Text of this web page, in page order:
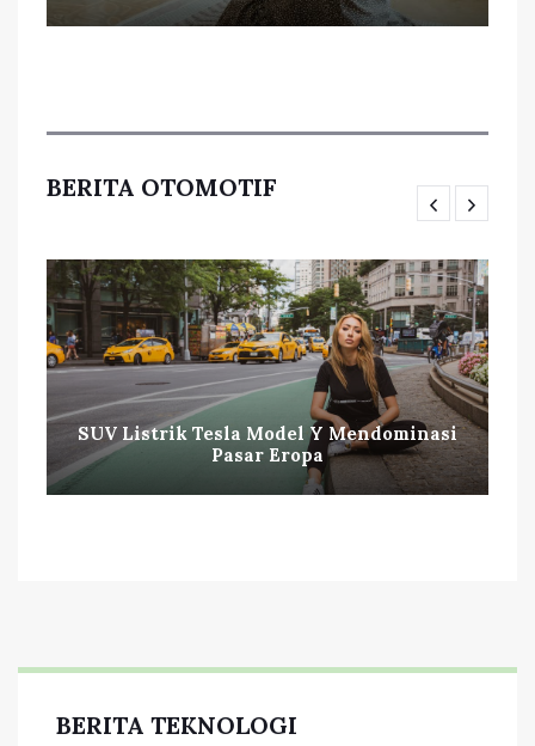
BERITA OTOMOTIF
SUV Listrik Tesla Model Y Mendominasi
Pasar Eropa
BERITA TEKNOLOGI